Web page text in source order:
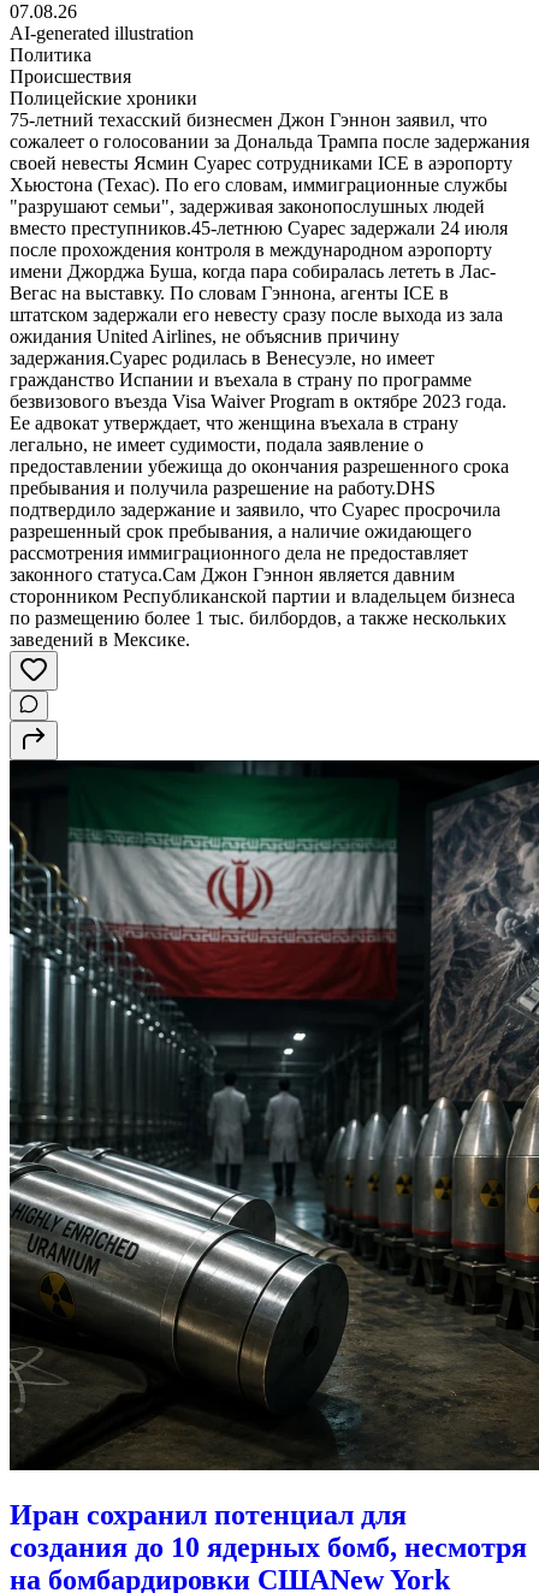
07.08.26
AI-generated illustration
Политика
Происшествия
Полицейские хроники
75-летний техасский бизнесмен Джон Гэннон заявил, что
сожалеет о голосовании за Дональда Трампа после задержания
своей невесты Ясмин Суарес сотрудниками ICE в аэропорту
Хьюстона (Техас). По его словам, иммиграционные службы
"разрушают семьи", задерживая законопослушных людей
вместо преступников.45-летнюю Суарес задержали 24 июля
после прохождения контроля в международном аэропорту
имени Джорджа Буша, когда пара собиралась лететь в Лас-
Вегас на выставку. По словам Гэннона, агенты ICE в
штатском задержали его невесту сразу после выхода из зала
ожидания United Airlines, не объяснив причину
задержания.Суарес родилась в Венесуэле, но имеет
гражданство Испании и въехала в страну по программе
безвизового въезда Visa Waiver Program в октябре 2023 года.
Ее адвокат утверждает, что женщина въехала в страну
легально, не имеет судимости, подала заявление о
предоставлении убежища до окончания разрешенного срока
пребывания и получила разрешение на работу.DHS
подтвердило задержание и заявило, что Суарес просрочила
разрешенный срок пребывания, а наличие ожидающего
рассмотрения иммиграционного дела не предоставляет
законного статуса.Сам Джон Гэннон является давним
сторонником Республиканской партии и владельцем бизнеса
по размещению более 1 тыс. билбордов, а также нескольких
заведений в Мексике.
Иран сохранил потенциал для
создания до 10 ядерных бомб, несмотря
на бомбардировки СШАNew York